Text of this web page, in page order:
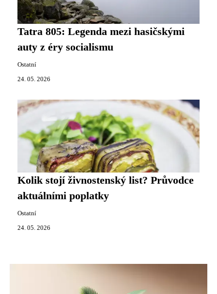
Tatra 805: Legenda mezi hasičskými
auty z éry socialismu
Ostatní
24. 05. 2026
Kolik stojí živnostenský list? Průvodce
aktuálními poplatky
Ostatní
24. 05. 2026